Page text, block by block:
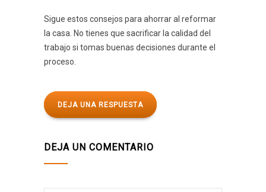
Sigue estos consejos para ahorrar al reformar
la casa. No tienes que sacrificar la calidad del
trabajo si tomas buenas decisiones durante el
proceso.
DEJA UNA RESPUESTA
DEJA UN COMENTARIO